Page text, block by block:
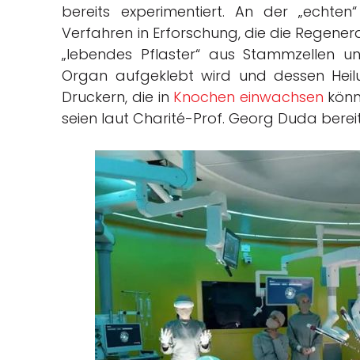
bereits experimentiert. An der
Verfahren in Erforschung, die die
„lebendes Pflaster“ aus Stammzellen
Organ aufgeklebt wird und dessen
Druckern, die in Knochen einwachsen
seien laut Charité-Prof. Georg Duda